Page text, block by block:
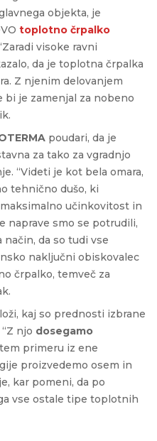
objekta, je
toplotno črpalko
visoke ravni
da je toplotna črpalka
Z njenim delovanjem
je zamenjal za nobeno
poudari, da je
za tako za vgradnjo
“Videti je kot bela omara,
tehnično dušo, ki
učinkovitost in
naprave smo se potrudili,
način, da so tudi vse
naključni obiskovalec
črpalko, temveč za
kaj so prednosti izbrane
njo dosegamo
tem primeru iz ene
proizvedemo osem in
kar pomeni, da po
vse ostale tipe toplotnih